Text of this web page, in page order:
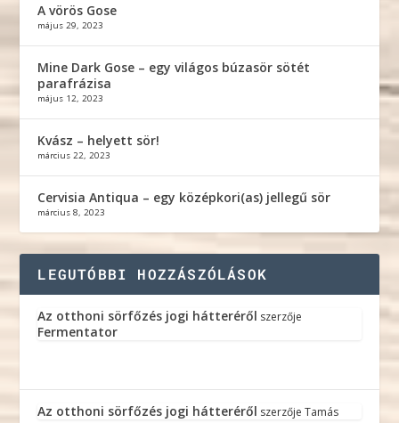
A vörös Gose
május 29, 2023
Mine Dark Gose – egy világos búzasör sötét
parafrázisa
május 12, 2023
Kvász – helyett sör!
március 22, 2023
Cervisia Antiqua – egy középkori(as) jellegű sör
március 8, 2023
LEGUTÓBBI HOZZÁSZÓLÁSOK
Az otthoni sörfőzés jogi hátteréről szerzője
Fermentator
Az otthoni sörfőzés jogi hátteréről szerzőjeTamás